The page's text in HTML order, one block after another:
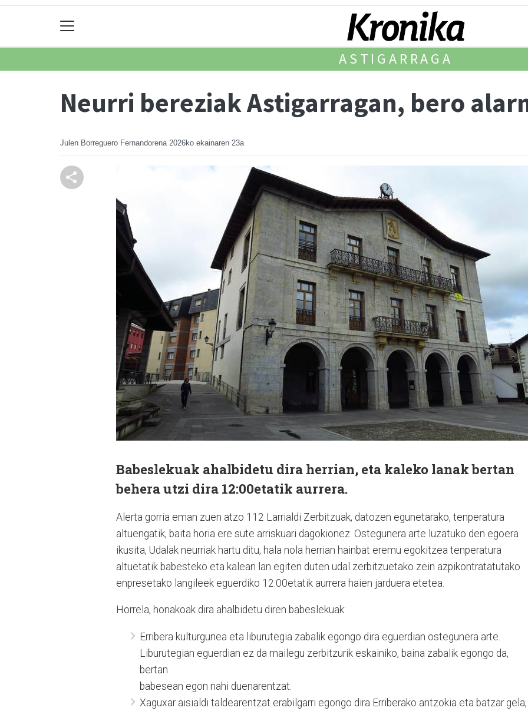
ASTIGARRAGA
Neurri bereziak Astigarragan, bero
Julen Borreguero Fernandorena 2026ko ekainaren 23a
Babeslekuak ahalbidetu dira herrian, eta kaleko lanak bertan
behera utzi dira 12:00etatik aurrera.
Alerta gorria eman zuen atzo 112 Larrialdi Zerbitzuak, datozen egunetarako, tenperatura
altuengatik, baita horia ere sute arriskuari dagokionez. Ostegunera arte luzatuko den egoera
ikusita, Udalak neurriak hartu ditu, hala nola herrian hainbat eremu egokitzea tenperatura
altuetatik babesteko eta kalean lan egiten duten udal zerbitzuetako zein azpikontratatutako
enpresetako langileek eguerdiko 12:00etatik aurrera haien jarduera etetea.
Horrela, honakoak dira ahalbidetu diren babeslekuak:
Erribera kulturgunea eta liburutegia zabalik egongo dira eguerdian ostegunera arte.
Liburutegian eguerdian ez da mailegu zerbitzurik eskainiko, baina zabalik egongo da,
bertan
babesean egon nahi duenarentzat.
Xaguxar aisialdi taldearentzat erabilgarri egongo dira Erriberako antzokia eta batzar gela,